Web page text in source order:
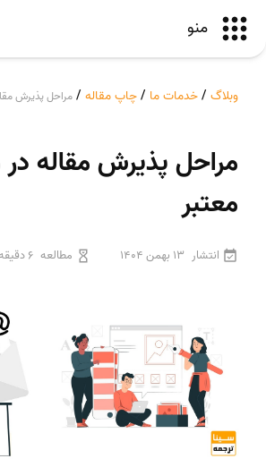
منو
وبلاگ /خدمات ما /چاپ مقاله / مراحل پذیرش
مراحل پذیرش مقاله
معتبر
انتشار 13 بهمن 1404 مطالعه 6 دقیقه